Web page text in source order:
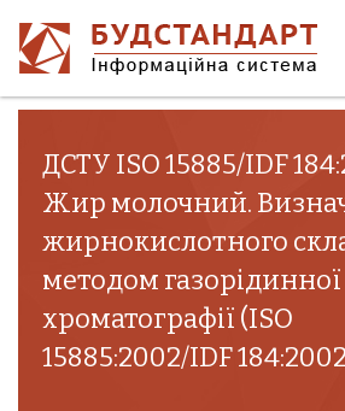
ДСТУ ISO 15885/IDF
Жир молочний.
жирнокислотного
методом газорідинної
хроматографії (ISO
15885:2002/IDF